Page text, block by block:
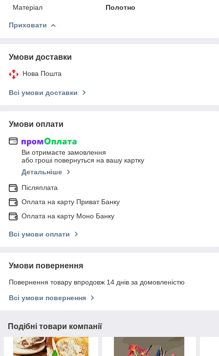
Матеріал
Полотно
Приховати
Умови доставки
Нова Пошта
Всі умови доставки
Умови оплати
Ви отримаєте замовлення
або гроші повернуться на вашу картку
Детальніше
Післяплата
Оплата на карту Приват Банку
Оплата на карту Моно Банку
Всі умови оплати
Умови повернення
Повернення товару впродовж 14 днів за домовленістю
Всі умови повернення
Подібні товари компанії